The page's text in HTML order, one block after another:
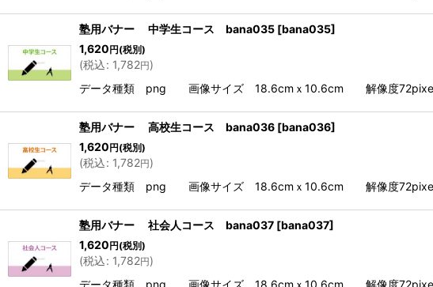
塾用バナー 中学生コース bana035 [bana035]
1,620円(税別)
(税込: 1,782円)
データ種類 png 画像サイズ 18.6cmｘ10.6cm 解像度72pixel 商
塾用バナー 高校生コース bana036 [bana036]
1,620円(税別)
(税込: 1,782円)
データ種類 png 画像サイズ 18.6cmｘ10.6cm 解像度72pixel 商
塾用バナー 社会人コース bana037 [bana037]
1,620円(税別)
(税込: 1,782円)
データ種類 png 画像サイズ 18.6cmｘ10.6cm 解像度72pixel 商